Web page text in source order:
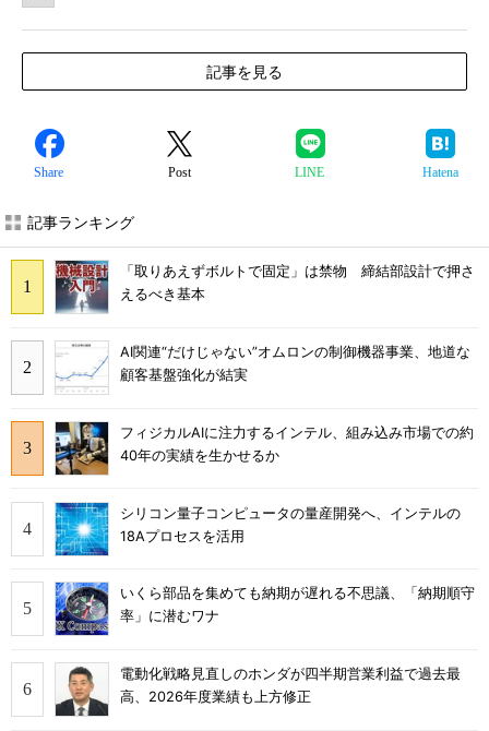
記事を見る
Share Post LINE Hatena
記事ランキング
「取りあえずボルトで固定」は禁物 締結部設計で押さ
えるべき基本
AI関連“だけじゃない”オムロンの制御機器事業、地道な
顧客基盤強化が結実
フィジカルAIに注力するインテル、組み込み市場での約
40年の実績を生かせるか
シリコン量子コンピュータの量産開発へ、インテルの
18Aプロセスを活用
いくら部品を集めても納期が遅れる不思議、「納期順守
率」に潜むワナ
電動化戦略見直しのホンダが四半期営業利益で過去最
高、2026年度業績も上方修正